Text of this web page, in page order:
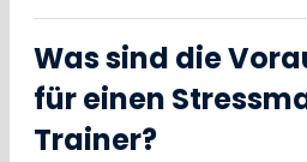
Was sind die
für einen
Trainer?